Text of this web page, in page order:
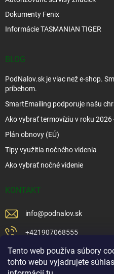
Tento web používa súbory
tohto webu vyjadrujete
Dokumenty Fenix
Informácie TASMANIAN TIGER
BLOG
PodNalov.sk je viac než e-shop.
príbehom.
SmartEmailing podporuje našu
Ako vybrať termovíziu v roku
Plán obnovy (EÚ)
Tipy využitia nočného videnia
Ako vybrať nočné videnie
KONTAKT
info@podnalov.sk
+421907068555
+421902479599
https://www.facebook.com/